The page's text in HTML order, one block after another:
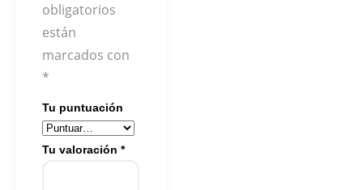
obligatorios
están
marcados con
*
Tu puntuación
Tu valoración *